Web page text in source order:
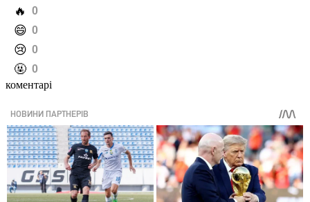
️🔥 0
️😄 0
️😢 0
️🤬 0
коментарі